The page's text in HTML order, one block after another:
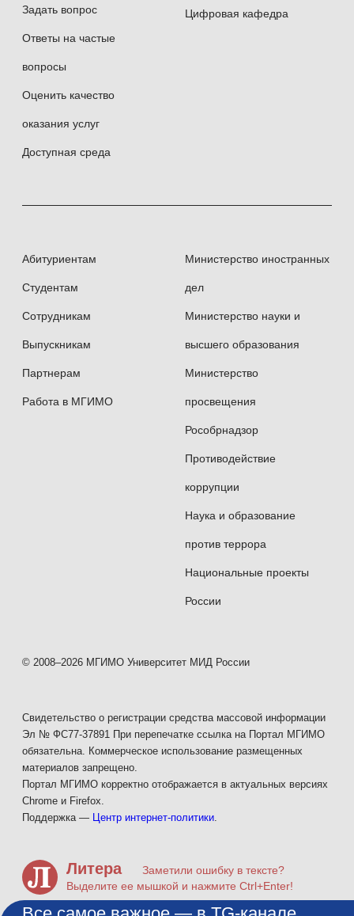
Задать вопрос
Ответы на частые
вопросы
Оценить качество
оказания услуг
Доступная среда
Цифровая кафедра
Абитуриентам
Студентам
Сотрудникам
Выпускникам
Партнерам
Работа в МГИМО
Министерство иностранных
дел
Министерство науки и
высшего образования
Министерство
просвещения
Рособрнадзор
Противодействие
коррупции
Наука и образование
против террора
Национальные проекты
России
© 2008–2026 МГИМО Университет МИД России
Свидетельство о регистрации средства массовой информации
Эл № ФС77-37891 При перепечатке ссылка на Портал МГИМО
обязательна. Коммерческое использование размещенных
материалов запрещено.
Портал МГИМО корректно отображается в актуальных версиях
Chrome и Firefox.
Поддержка —
Центр интернет-политики
Литера
Заметили ошибку в тексте?
Выделите ее мышкой и нажмите Ctrl+Enter!